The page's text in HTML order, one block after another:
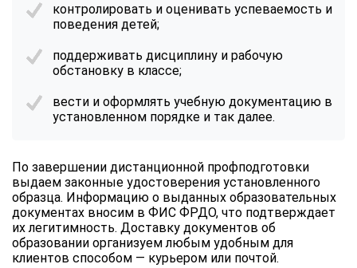
контролировать и оценивать успеваемость и
поведения детей;
поддерживать дисциплину и рабочую
обстановку в классе;
вести и оформлять учебную документацию в
установленном порядке и так далее.
По завершении дистанционной профподготовки
выдаем законные удостоверения установленного
образца. Информацию о выданных образовательных
документах вносим в ФИС ФРДО, что подтверждает
их легитимность. Доставку документов об
образовании организуем любым удобным для
клиентов способом — курьером или почтой.